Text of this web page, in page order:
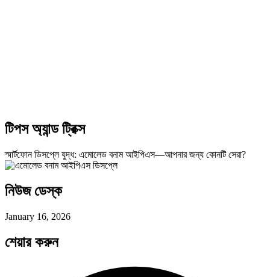
টিপস অ্যান্ড ট্রিক্স
স্মার্টফোন ডিসপ্লে যুদ্ধ: এমোলেড বনাম আইপিএস—আপনার জন্য কোনটি সেরা?
নিউজ ডেস্ক
January 16, 2026
শেয়ার করুন